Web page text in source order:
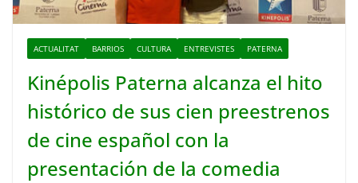
ACTUALITAT BARRIOS CULTURA ENTREVISTES PATERNA
Kinépolis Paterna alcanza el hito
histórico de sus cien preestrenos
de cine español con la
presentación de la comedia